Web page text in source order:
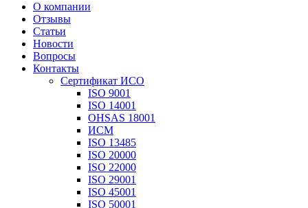
О компании
Отзывы
Статьи
Новости
Вопросы
Контакты
Сертификат ИСО
ISO 9001
ISO 14001
OHSAS 18001
ИСМ
ISO 13485
ISO 20000
ISO 22000
ISO 29001
ISO 45001
ISO 50001